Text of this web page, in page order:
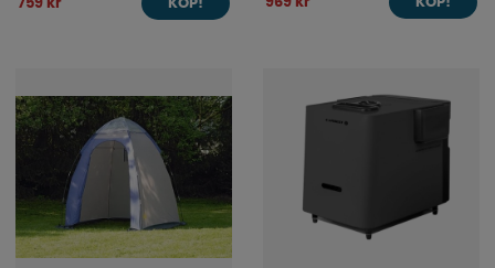
759 kr KÖP! KÖP!